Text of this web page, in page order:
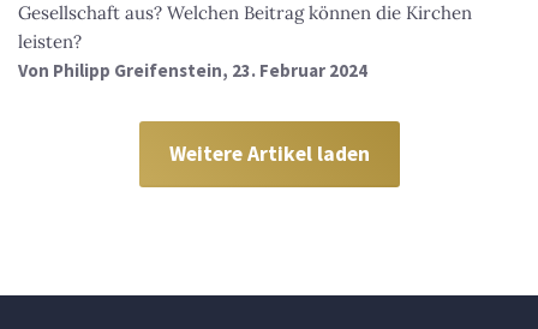
Gesellschaft aus? Welchen Beitrag können die Kirchen
leisten?
Von Philipp Greifenstein, 23. Februar 2024
Weitere Artikel laden